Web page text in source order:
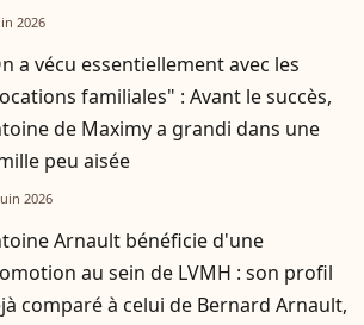
2026
a vécu essentiellement avec les
familiales" : Avant le succès,
de Maximy a grandi dans une
peu aisée
2026
Arnault bénéficie d'une
au sein de LVMH : son profil
comparé à celui de Bernard Arnault,